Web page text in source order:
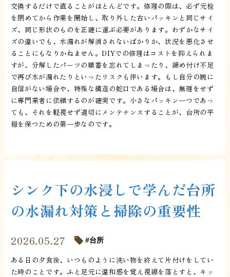
交換するだけで直ることがほとんどです。修理の際は、必ず元栓
を閉めてから作業を開始し、取り外した古いパッキンと同じサイ
ズ、同じ形状のものを正確に選ぶ必要があります。わずかなサイ
ズの違いでも、水漏れが解消されないばかりか、状況を悪化させ
ることにもなりかねません。DIYでの修理はコストを抑えられま
すが、分解したパーツの順番を忘れてしまったり、締め付け不足
で再び水が漏れたりといったリスクも伴います。もし自分の腕に
自信がない場合や、特殊な構造の蛇口である場合は、無理をせず
に専門業者に依頼するのが確実です。小さなパッキン一つであっ
ても、それを軽視せず適切にメンテナンスすることが、台所の平
穏を保つための第一歩なのです。
シンク下の水浸しで学んだ台所
の水漏れ対策と掃除の重要性
2026.05.27 台所
ある日の夕食後、いつものように洗い物を終えて片付けをしてい
た時のことです。ふと足元に違和感を覚え視線を落とすと、キッ